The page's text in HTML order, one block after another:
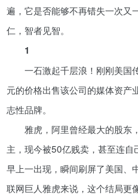
腾讯与马化腾：腾讯五虎是如
年入百万，也不一定能看懂“商
模式”！推荐收藏！
08-02
对赌条款全梳理
10-09
遍，它是否能够不再错失一次又
仁，智者见智。
1
一石激起千层浪！刚刚美国
元的价格出售该公司的媒体资产
志性品牌。
雅虎，阿里曾经最大的股东
主，现今被50亿贱卖，甚至连自
早上一出现，瞬间刷屏了美国、
联网巨人雅虎来说，这个结局更